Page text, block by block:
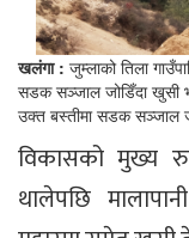
खलंगा : जुम्लाको तिला
सडक सञ्जाल जोडिँदा खुसी
उक्त बस्तीमा सडक सञ्जाल
विकासको मुख्य
थालेपछि